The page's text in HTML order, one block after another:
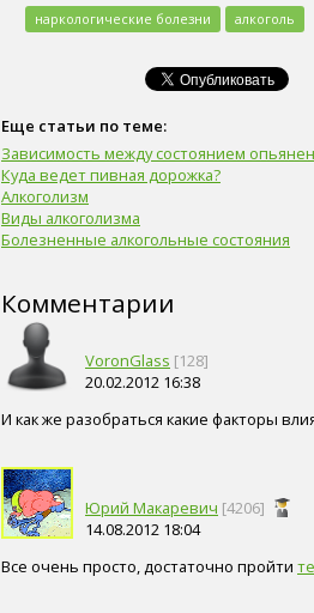
наркологические болезни алкоголь
Еще статьи по теме:
Зависимость между состоянием
Куда ведет пивная дорожка?
Алкоголизм
Виды алкоголизма
Болезненные алкогольные состояния
Комментарии
VoronGlass [128]
20.02.2012 16:38
И как же разобраться какие факторы
Юрий Макаревич [4206]
14.08.2012 18:04
Все очень просто, достаточно пройти